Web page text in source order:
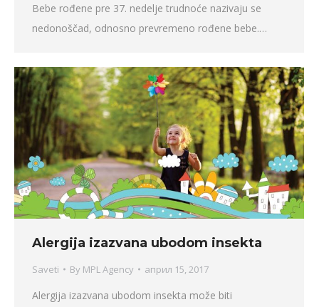
Bebe rođene pre 37. nedelje trudnoće nazivaju se
nedonoščad, odnosno prevremeno rođene bebe.…
Alergija izazvana ubodom insekta
Saveti By MPL Agency април 15, 2017
Alergija izazvana ubodom insekta može biti